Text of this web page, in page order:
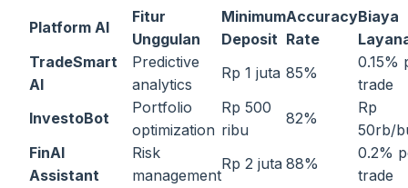
Platform AI
Fitur
Unggulan
Minimum
Deposit
Accuracy
Rate
Biaya
TradeSmart
AI
Predictive
analytics
Rp 1 juta 85%
0.15%
trade
InvestoBot
Portfolio
optimization
Rp 500
ribu
82%
Rp
50rb/
FinAI
Assistant
Risk
management
Rp 2 juta 88%
0.2%
trade